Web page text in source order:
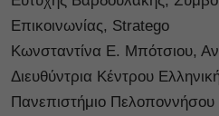
Επικοινωνίας, Stratego
Κωνσταντίνα Ε. Μπότσιου,
Διευθύντρια Κέντρου
Πανεπιστήμιο Πελοποννήσου